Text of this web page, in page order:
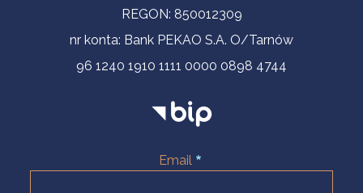
REGON: 850012309
nr konta: Bank PEKAO S.A. O/Tarnów
96 1240 1910 1111 0000 0898 4744
Email